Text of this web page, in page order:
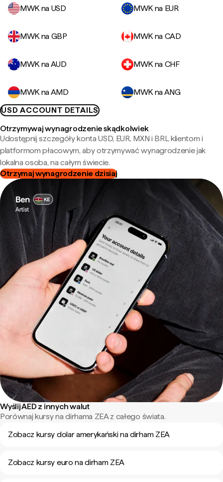
MWK na USD
MWK na EUR
MWK na GBP MWK na CAD
MWK na AUD MWK na CHF
MWK na AMD
MWK na ANG
USD ACCOUNT DETAILS
Otrzymywaj wynagrodzenie skądkolwiek
Udostępnij szczegóły konta USD, EUR, MXN i BRL klientom i
platformom płacowym, aby otrzymywać wynagrodzenie jak
lokalna osoba, na całym świecie.
Otrzymaj wynagrodzenie dzisiaj
Wyślij AED z innych walut
Porównaj kursy na dirhama ZEA z całego świata.
Zobacz kursy dolar amerykański na dirham ZEA
Zobacz kursy euro na dirham ZEA